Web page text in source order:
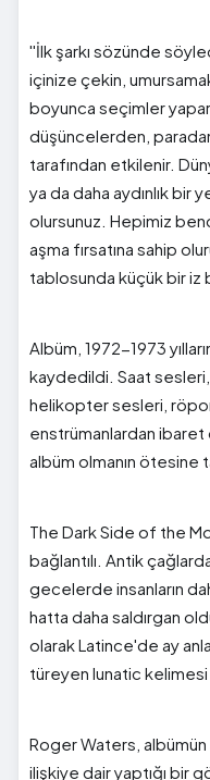
''İlk şarkı sözünde
içinize çekin,
boyunca seçimler
düşüncelerden,
tarafından etkilenir.
ya da daha aydınlık bir
olursunuz. Hepimiz
aşma fırsatına sahip
tablosunda küçük bir iz
Albüm, 1972-1973
kaydedildi. Saat sesleri,
helikopter sesleri,
enstrümanlardan ibaret
albüm olmanın ötesine
The Dark Side of the
bağlantılı. Antik
gecelerde insanların
hatta daha saldırgan
olarak Latince'de ay
türeyen lunatic kelimesi
Roger Waters, albümün
ilişkiye dair yaptığı bir